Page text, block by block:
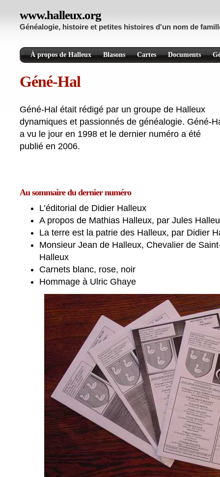
www.halleux.org
Généalogie, histoire et petites histoires d'un nom de
À propos de Halleux Blasons Cartes Documents
Géné-Hal
Géné-Hal était rédigé par un groupe de Halleux
dynamiques et passionnés de généalogie. Géné-
a vu le jour en 1998 et le dernier numéro a été
publié en 2006.
Au sommaire du dernier numéro
L’éditorial de Didier Halleux
A propos de Mathias Halleux, par Jules
La terre est la patrie des Halleux, par Didier
Monsieur Jean de Halleux, Chevalier de
Halleux
Carnets blanc, rose, noir
Hommage à Ulric Ghaye